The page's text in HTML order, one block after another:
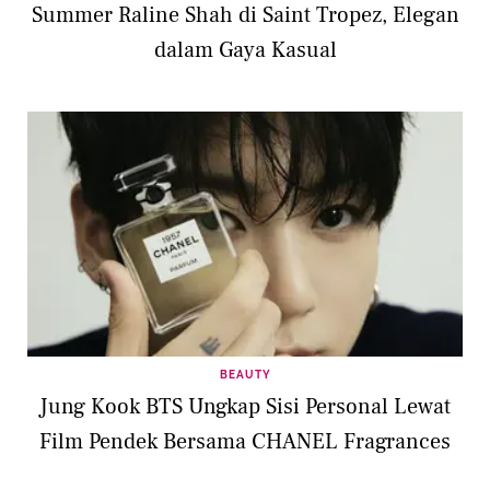
Summer Raline Shah di Saint Tropez, Elegan
dalam Gaya Kasual
BEAUTY
Jung Kook BTS Ungkap Sisi Personal Lewat
Film Pendek Bersama CHANEL Fragrances